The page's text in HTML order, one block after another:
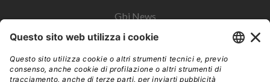
Gbi News
Instoremag
Esplora il gruppo